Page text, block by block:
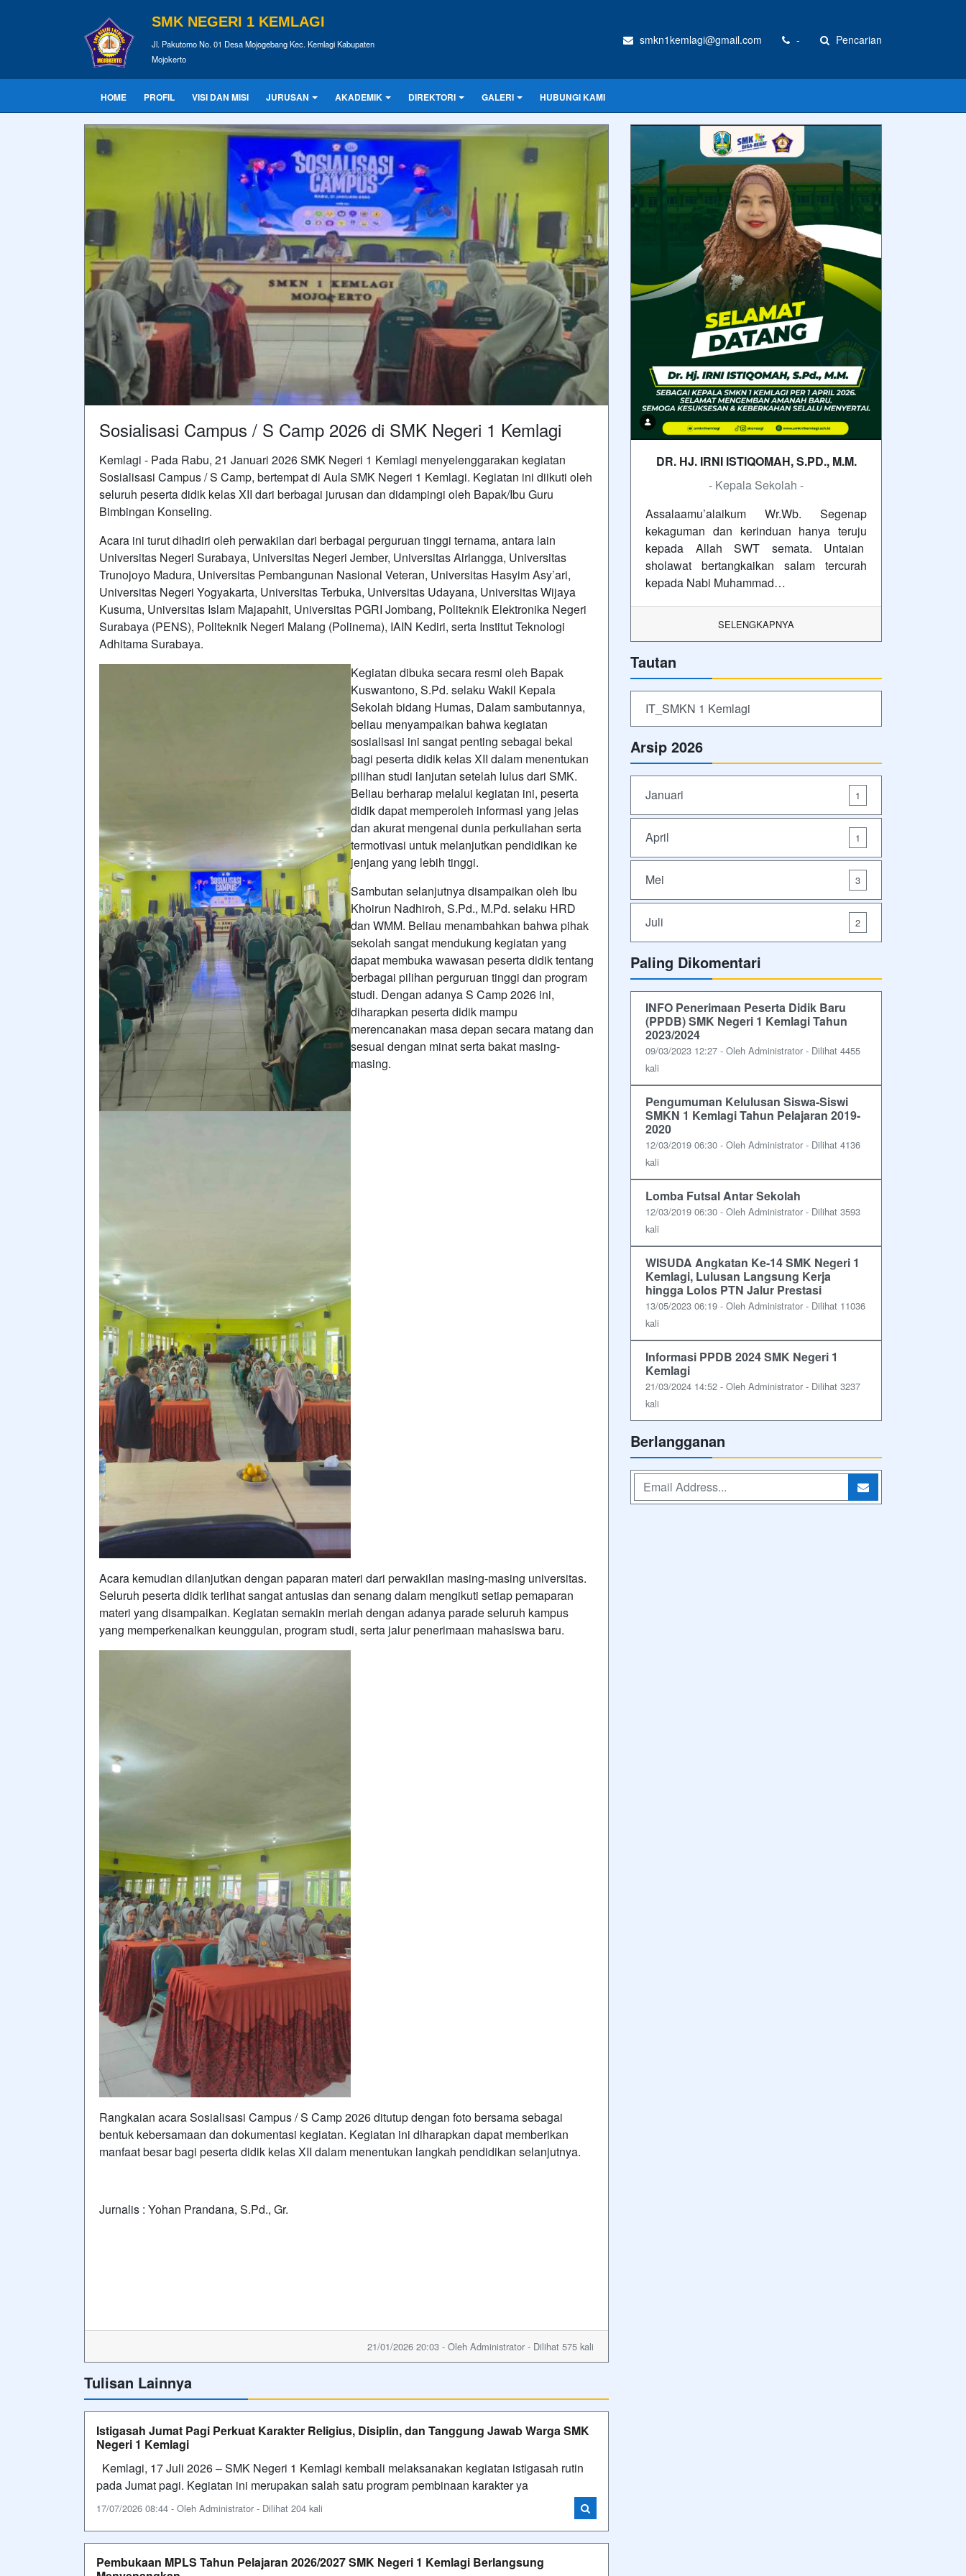
SMK NEGERI 1 KEMLAGI
Jl. Pakutomo No. 01 Desa Mojogebang Kec. Kemlagi Kabupaten
Mojokerto
smkn1kemlagi@gmail.com - Pencarian
HOME PROFIL VISI DAN MISI JURUSAN AKADEMIK DIREKTORI GALERI HUBUNGI KAMI
Sosialisasi Campus / S Camp 2026 di SMK Negeri 1 Kemlagi
Kemlagi - Pada Rabu, 21 Januari 2026 SMK Negeri 1 Kemlagi menyelenggarakan kegiatan
Sosialisasi Campus / S Camp, bertempat di Aula SMK Negeri 1 Kemlagi. Kegiatan ini diikuti oleh
seluruh peserta didik kelas XII dari berbagai jurusan dan didampingi oleh Bapak/Ibu Guru
Bimbingan Konseling.
Acara ini turut dihadiri oleh perwakilan dari berbagai perguruan tinggi ternama, antara lain
Universitas Negeri Surabaya, Universitas Negeri Jember, Universitas Airlangga, Universitas
Trunojoyo Madura, Universitas Pembangunan Nasional Veteran, Universitas Hasyim Asy’ari,
Universitas Negeri Yogyakarta, Universitas Terbuka, Universitas Udayana, Universitas Wijaya
Kusuma, Universitas Islam Majapahit, Universitas PGRI Jombang, Politeknik Elektronika Negeri
Surabaya (PENS), Politeknik Negeri Malang (Polinema), IAIN Kediri, serta Institut Teknologi
Adhitama Surabaya.
Kegiatan dibuka secara resmi oleh Bapak
Kuswantono, S.Pd. selaku Wakil Kepala
Sekolah bidang Humas, Dalam sambutannya,
beliau menyampaikan bahwa kegiatan
sosialisasi ini sangat penting sebagai bekal
bagi peserta didik kelas XII dalam menentukan
pilihan studi lanjutan setelah lulus dari SMK.
Beliau berharap melalui kegiatan ini, peserta
didik dapat memperoleh informasi yang jelas
dan akurat mengenai dunia perkuliahan serta
termotivasi untuk melanjutkan pendidikan ke
jenjang yang lebih tinggi.
Sambutan selanjutnya disampaikan oleh Ibu
Khoirun Nadhiroh, S.Pd., M.Pd. selaku HRD
dan WMM. Beliau menambahkan bahwa pihak
sekolah sangat mendukung kegiatan yang
dapat membuka wawasan peserta didik tentang
berbagai pilihan perguruan tinggi dan program
studi. Dengan adanya S Camp 2026 ini,
diharapkan peserta didik mampu
merencanakan masa depan secara matang dan
sesuai dengan minat serta bakat masing-
masing.
Acara kemudian dilanjutkan dengan paparan materi dari perwakilan masing-masing universitas.
Seluruh peserta didik terlihat sangat antusias dan senang dalam mengikuti setiap pemaparan
materi yang disampaikan. Kegiatan semakin meriah dengan adanya parade seluruh kampus
yang memperkenalkan keunggulan, program studi, serta jalur penerimaan mahasiswa baru.
Rangkaian acara Sosialisasi Campus / S Camp 2026 ditutup dengan foto bersama sebagai
bentuk kebersamaan dan dokumentasi kegiatan. Kegiatan ini diharapkan dapat memberikan
manfaat besar bagi peserta didik kelas XII dalam menentukan langkah pendidikan selanjutnya.
Jurnalis : Yohan Prandana, S.Pd., Gr.
21/01/2026 20:03 - Oleh Administrator - Dilihat 575 kali
Tulisan Lainnya
Istigasah Jumat Pagi Perkuat Karakter Religius, Disiplin, dan Tanggung Jawab Warga SMK
Negeri 1 Kemlagi
Kemlagi, 17 Juli 2026 – SMK Negeri 1 Kemlagi kembali melaksanakan kegiatan istigasah rutin
pada Jumat pagi. Kegiatan ini merupakan salah satu program pembinaan karakter ya
17/07/2026 08:44 - Oleh Administrator - Dilihat 204 kali
Pembukaan MPLS Tahun Pelajaran 2026/2027 SMK Negeri 1 Kemlagi Berlangsung
DR. HJ. IRNI ISTIQOMAH, S.PD., M.M.
- Kepala Sekolah -
Assalaamu’alaikum Wr.Wb. Segenap
kekaguman dan kerinduan hanya teruju
kepada Allah SWT semata. Untaian
sholawat bertangkaikan salam tercurah
kepada Nabi Muhammad…
SELENGKAPNYA
Tautan
IT_SMKN 1 Kemlagi
Arsip 2026
Januari 1
April 1
Mei 3
Juli 2
Paling Dikomentari
INFO Penerimaan Peserta Didik Baru
(PPDB) SMK Negeri 1 Kemlagi Tahun
2023/2024
09/03/2023 12:27 - Oleh Administrator - Dilihat 4455
kali
Pengumuman Kelulusan Siswa-Siswi
SMKN 1 Kemlagi Tahun Pelajaran 2019-
2020
12/03/2019 06:30 - Oleh Administrator - Dilihat 4136
kali
Lomba Futsal Antar Sekolah
12/03/2019 06:30 - Oleh Administrator - Dilihat 3593
kali
WISUDA Angkatan Ke-14 SMK Negeri 1
Kemlagi, Lulusan Langsung Kerja
hingga Lolos PTN Jalur Prestasi
13/05/2023 06:19 - Oleh Administrator - Dilihat 11036
kali
Informasi PPDB 2024 SMK Negeri 1
Kemlagi
21/03/2024 14:52 - Oleh Administrator - Dilihat 3237
kali
Berlangganan